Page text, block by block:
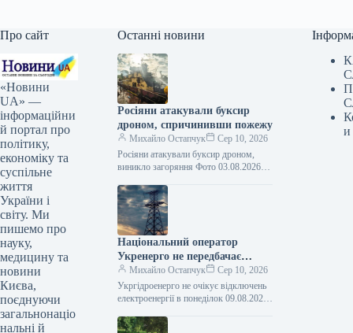
Про сайт
«Новини
UA» —
інформаційни
й портал про
політику,
економіку та
суспільне
життя
України і
світу. Ми
пишемо про
науку,
медицину та
новини
Києва,
поєднуючи
загальнонаціо
нальні й
Останні новини
Росіяни атакували буксир
дроном, спричинивши пожежу
Михайло Остапчук
Сер 10, 2026
Росіяни атакували буксир дроном,
виникло загоряння Фото 03.08.2026
вдосвіта 3 серпня атакували
комерційний буксир безпілотником
типу…
Національний оператор
Укренерго не передбачає
відключень електроенергії у
понеділок.
Михайло Остапчук
Сер 10, 2026
Укргідроенерго не очікує відключень
електроенергії в понеділок 09.08.2026
понеділок, 10 серпня, обмежень у
и